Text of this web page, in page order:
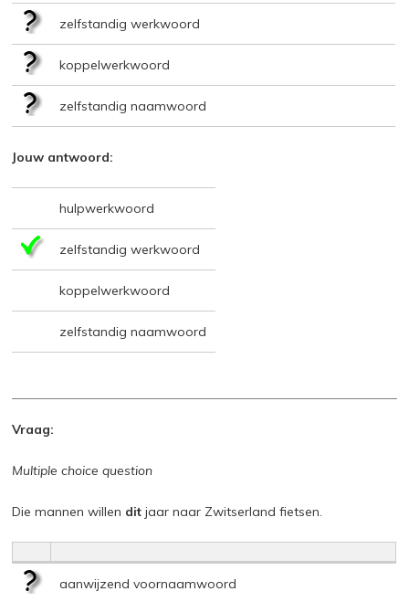
zelfstandig werkwoord
koppelwerkwoord
zelfstandig naamwoord
Jouw antwoord:
hulpwerkwoord
zelfstandig werkwoord
koppelwerkwoord
zelfstandig naamwoord
Vraag:
Multiple choice question
Die mannen willen dit jaar naar Zwitserland fietsen.
aanwijzend voornaamwoord